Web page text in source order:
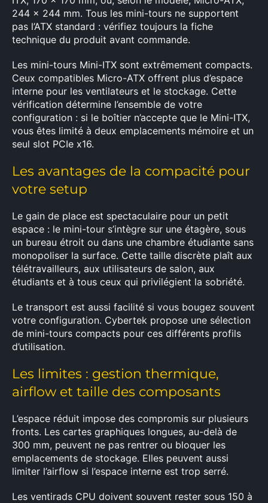
244 x 244 mm. Tous les mini-tours ne supportent
pas l’ATX standard : vérifiez toujours la fiche
technique du produit avant commande.
Les mini-tours Mini-ITX sont extrêmement compacts.
Ceux compatibles Micro-ATX offrent plus d’espace
interne pour les ventilateurs et le stockage. Cette
vérification détermine l’ensemble de votre
configuration : si le boîtier n’accepte que le Mini-ITX,
vous êtes limité à deux emplacements mémoire et un
seul slot PCIe x16.
Les avantages de la compacité pour
votre setup
Le gain de place est spectaculaire pour un petit
espace : le mini-tour s’intègre sur une étagère, sous
un bureau étroit ou dans une chambre étudiante sans
monopoliser la surface. Cette taille discrète plaît aux
télétravailleurs, aux utilisateurs de salon, aux
étudiants et à tous ceux qui privilégient la sobriété.
Le transport est aussi facilité si vous bougez souvent
votre configuration. Cybertek propose une sélection
de mini-tours compacts pour ces différents profils
d’utilisation.
Les limites : gestion thermique,
airflow et taille des composants
L’espace réduit impose des compromis sur plusieurs
fronts. Les cartes graphiques longues, au-delà de
300 mm, peuvent ne pas rentrer ou bloquer les
emplacements de stockage. Elles peuvent aussi
limiter l’airflow si l’espace interne est trop serré.
Les ventirads CPU doivent souvent rester sous 150 à